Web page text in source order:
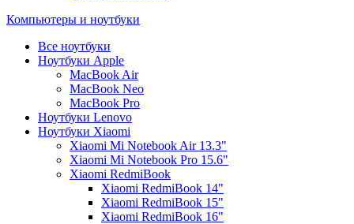
Компьютеры и ноутбуки
Все ноутбуки
Ноутбуки Apple
MacBook Air
MacBook Neo
MacBook Pro
Ноутбуки Lenovo
Ноутбуки Xiaomi
Xiaomi Mi Notebook Air 13.3"
Xiaomi Mi Notebook Pro 15.6"
Xiaomi RedmiBook
Xiaomi RedmiBook 14"
Xiaomi RedmiBook 15"
Xiaomi RedmiBook 16"